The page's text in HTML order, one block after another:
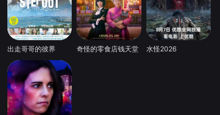
出走哥哥的彼界 奇怪的零食店钱天堂 水怪2026